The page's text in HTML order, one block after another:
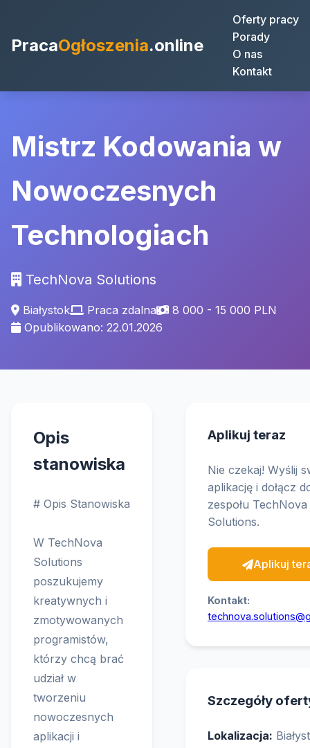
PracaOgłoszenia.online
Oferty pracy
Porady
O nas
Kontakt
Mistrz Kodowania w
Nowoczesnych
Technologiach
TechNova Solutions
Białystok Praca zdalna
8 000 - 15 000 PLN
Opublikowano: 22.01.2026
Opis
stanowiska
# Opis Stanowiska
W TechNova
Solutions
poszukujemy
kreatywnych i
zmotywowanych
programistów,
którzy chcą brać
udział w
tworzeniu
nowoczesnych
aplikacji i
Aplikuj teraz
Nie czekaj! Wyślij
aplikację i dołącz
zespołu TechNova
Solutions.
Aplikuj
Kontakt:
Szczegóły
Lokalizacja: